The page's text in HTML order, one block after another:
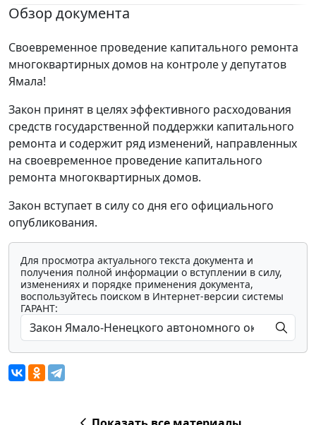
Обзор документа
Своевременное проведение капитального ремонта
многоквартирных домов на контроле у депутатов
Ямала!
Закон принят в целях эффективного расходования
средств государственной поддержки капитального
ремонта и содержит ряд изменений, направленных
на своевременное проведение капитального
ремонта многоквартирных домов.
Закон вступает в силу со дня его официального
опубликования.
Для просмотра актуального текста документа и
получения полной информации о вступлении в силу,
изменениях и порядке применения документа,
воспользуйтесь поиском в Интернет-версии системы
ГАРАНТ: